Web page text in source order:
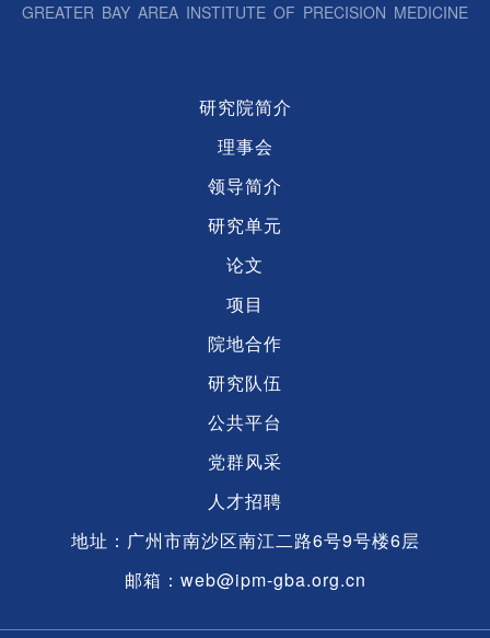
GREATER BAY AREA INSTITUTE OF PRECISION MEDICINE
研究院简介
理事会
领导简介
研究单元
论文
项目
院地合作
研究队伍
公共平台
党群风采
人才招聘
地址：广州市南沙区南江二路6号9号楼6层
邮箱：web@ipm-gba.org.cn